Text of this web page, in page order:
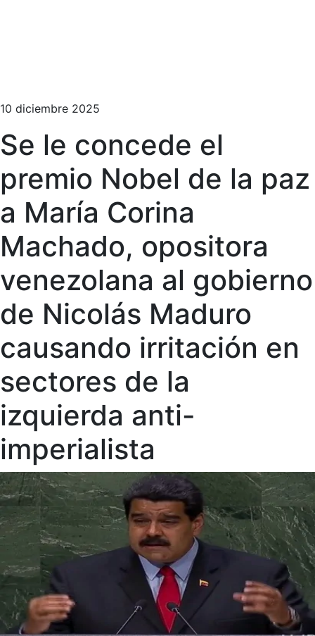
10 diciembre 2025
Se le concede el
premio Nobel de la paz
a María Corina
Machado, opositora
venezolana al gobierno
de Nicolás Maduro
causando irritación en
sectores de la
izquierda anti-
imperialista